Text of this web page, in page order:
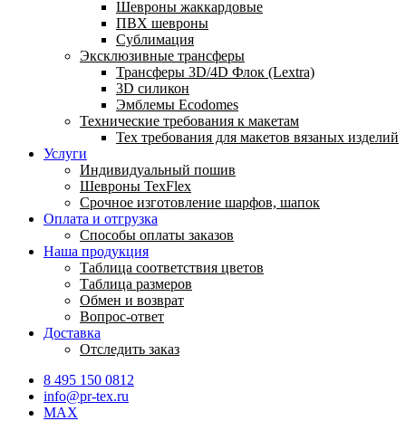
Шевроны жаккардовые
ПВХ шевроны
Сублимация
Эксклюзивные трансферы
Трансферы 3D/4D Флок (Lextra)
3D силикон
Эмблемы Ecodomes
Технические требования к макетам
Тех требования для макетов вязаных изделий
Услуги
Индивидуальный пошив
Шевроны TexFlex
Срочное изготовление шарфов, шапок
Оплата и отгрузка
Способы оплаты заказов
Наша продукция
Таблица соответствия цветов
Таблица размеров
Обмен и возврат
Вопрос-ответ
Доставка
Отследить заказ
8 495 150 0812
info@pr-tex.ru
MAX